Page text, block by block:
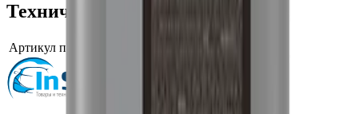
Технические характеристики
Артикул производителя